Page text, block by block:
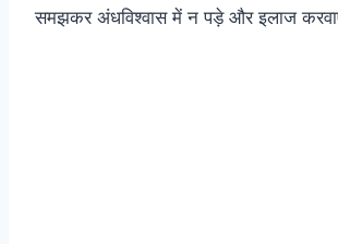
समझकर अंधविश्वास में न पड़े और इलाज